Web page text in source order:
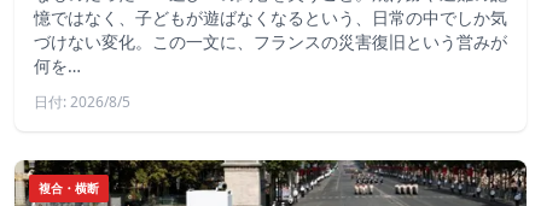
憶ではなく、子どもが遊ばなくなるという、日常の中でしか気
づけない変化。この一文に、フランスの災害復旧という営みが
何を…
日付: 2026/8/5
複合・横断